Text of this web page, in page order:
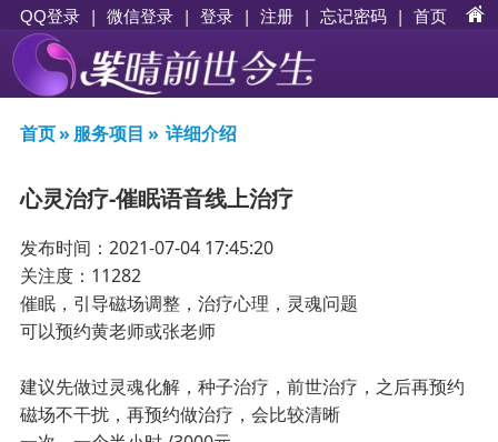
QQ登录 | 微信登录 | 登录 | 注册 | 忘记密码 | 首页
首页» 服务项目 » 详细介绍
心灵治疗-催眠语音线上治疗
发布时间：2021-07-04 17:45:20
关注度：11282
催眠，引导磁场调整，治疗心理，灵魂问题
可以预约黄老师或张老师
建议先做过灵魂化解，种子治疗，前世治疗，之后再预约
磁场不干扰，再预约做治疗，会比较清晰